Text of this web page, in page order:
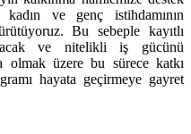
ve genç istihdamının
Bu sebeple kayıtlı
ve nitelikli iş gücünü
olmak üzere bu sürece katkı
hayata geçirmeye gayret